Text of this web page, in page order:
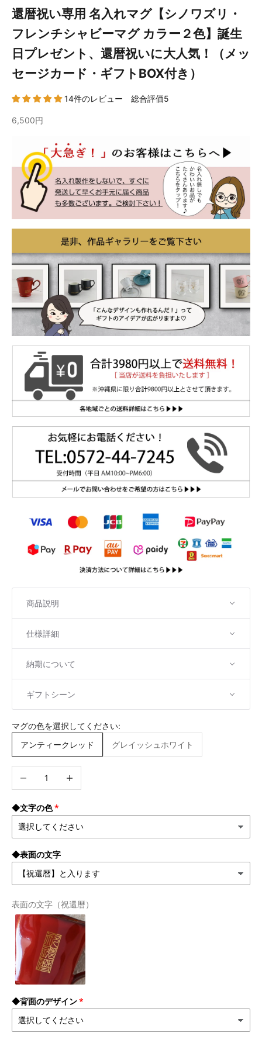
還暦祝い専用 名入れマグ【シノワズリ・
フレンチシャビーマグ カラー２色】誕生
日プレゼント、還暦祝いに大人気！（メッ
セージカード・ギフトBOX付き）
14件のレビュー 総合評価5
6,500円
商品説明
仕様詳細
納期について
ギフトシーン
マグの色を選択してください:
アンティークレッド
グレイッシュホワイト
数量を減らす 数量を増やす
◆文字の色
◆表面の文字
表面の文字（祝還暦）
◆背面のデザイン